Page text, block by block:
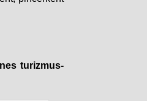
turizmus-